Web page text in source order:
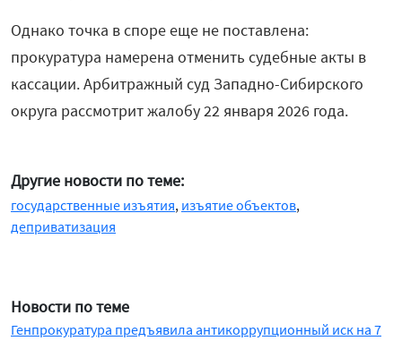
Однако точка в споре еще не поставлена:
прокуратура намерена отменить судебные акты в
кассации. Арбитражный суд Западно-Сибирского
округа рассмотрит жалобу 22 января 2026 года.
Другие новости по теме:
государственные изъятия, изъятие объектов,
деприватизация
Новости по теме
Генпрокуратура предъявила антикоррупционный иск на 7